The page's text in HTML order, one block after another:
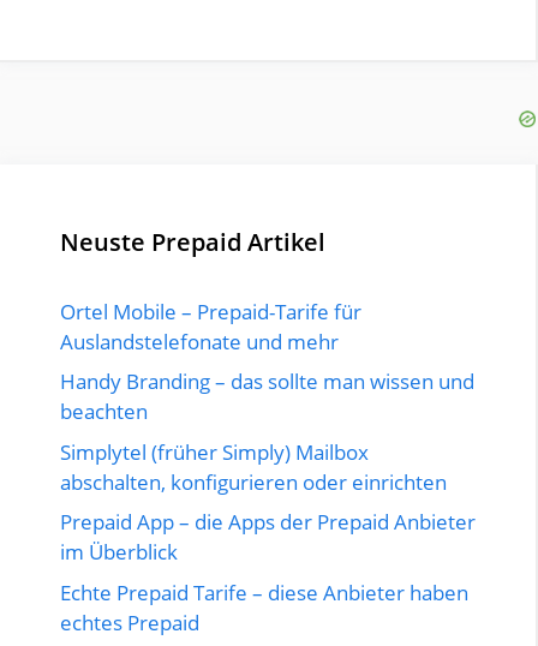
Neuste Prepaid Artikel
Ortel Mobile – Prepaid-Tarife für
Auslandstelefonate und mehr
Handy Branding – das sollte man wissen und
beachten
Simplytel (früher Simply) Mailbox
abschalten, konfigurieren oder einrichten
Prepaid App – die Apps der Prepaid Anbieter
im Überblick
Echte Prepaid Tarife – diese Anbieter haben
echtes Prepaid